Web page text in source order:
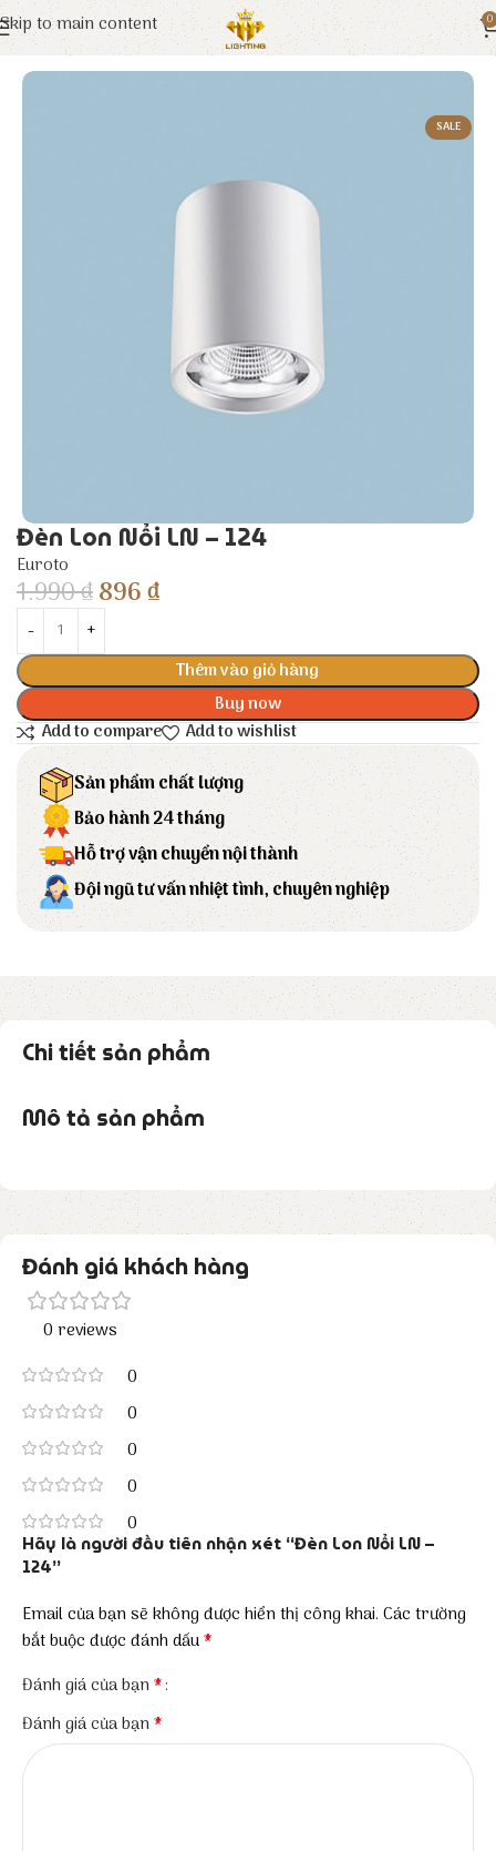
Skip to main content 0
Trang chủ Euroto Đèn LED
SALE
Đèn Lon Nổi LN – 124
Euroto
1.990₫896₫
Thêm vào giỏ hàng
Buy now
Add to compare
Add to wishlist
Sản phẩm chất lượng
Bảo hành 24 tháng
Hỗ trợ vận chuyển nội thành
Đội ngũ tư vấn nhiệt tình, chuyên nghiệp
Chi tiết sản phẩm
Mô tả sản phẩm
Đánh giá khách hàng
0 reviews
0
0
0
0
0
Hãy là người đầu tiên nhận xét “Đèn Lon Nổi LN –
124”
Email của bạn sẽ không được hiển thị công khai. Các trường
bắt buộc được đánh dấu*
Đánh giá của bạn*
Đánh giá của bạn*